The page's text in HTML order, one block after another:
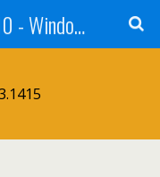
Windows 11 - Windows 10 - Windows 8 - Windows 7 - VISTA